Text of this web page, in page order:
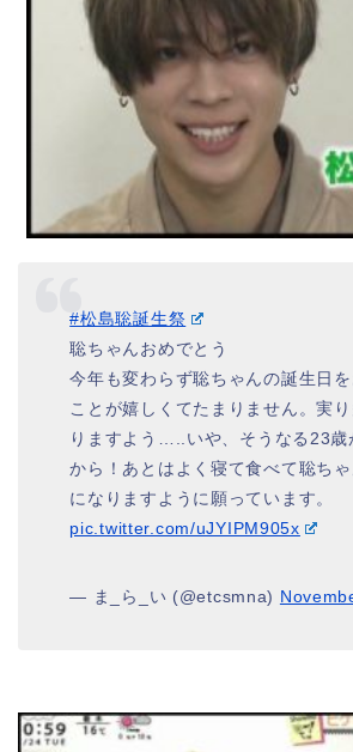
#松島聡誕生祭
聡ちゃんおめでとう
今年も変わらず聡ちゃんの誕生日
ことが嬉しくてたまりません。実
りますよう…..いや、そうなる23歳
から！あとはよく寝て食べて聡ち
になりますように願っています。
pic.twitter.com/uJYIPM905x
— ま_ら_い (@etcsmna)